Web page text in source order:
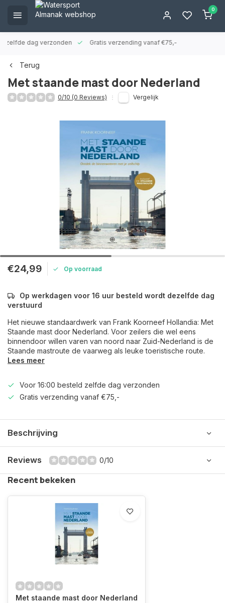
0
zelfde dag verzonden Gratis verzending vanaf €75,-
Terug
Met staande mast door Nederland
0/10 (0 Reviews) Vergelijk
€24,99 Op voorraad
Op werkdagen voor 16 uur besteld wordt dezelfde dag
verstuurd
Het nieuwe standaardwerk van Frank Koorneef Hollandia: Met
Staande mast door Nederland. Voor zeilers die wel eens
binnendoor willen varen van noord naar Zuid-Nederland is de
Staande mastroute de vaarweg als leuke toeristische route.
Lees meer
Voor 16:00 besteld zelfde dag verzonden
Gratis verzending vanaf €75,-
Beschrijving
Reviews 0/10
Recent bekeken
Met staande mast door Nederland